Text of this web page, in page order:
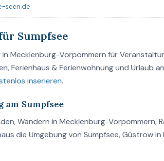
seen.de
Sumpfsee
Mecklenburg-Vorpommern für
Ferienhaus & Ferienwohnung und Urlaub
inserieren.
am Sumpfsee
Wandern in Mecklenburg-Vorpommern,
die Umgebung von Sumpfsee, Güstrow